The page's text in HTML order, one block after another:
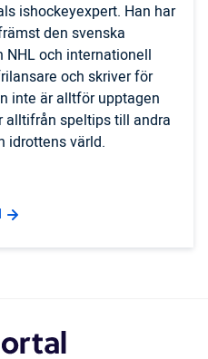
ishockeyexpert. Han har
den svenska
NHL och internationell
och skriver för
inte är alltför upptagen
alltifrån speltips till andra
idrottens värld.